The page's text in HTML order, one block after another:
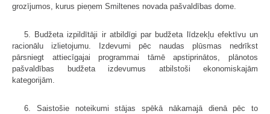
grozījumos, kurus pieņem Smiltenes novada pašvaldības dome.
5. Budžeta izpildītāji ir atbildīgi par budžeta līdzekļu efektīvu un
racionālu izlietojumu. Izdevumi pēc naudas plūsmas nedrīkst
pārsniegt attiecīgajai programmai tāmē apstiprinātos, plānotos
pašvaldības budžeta izdevumus atbilstoši ekonomiskajām
kategorijām.
6. Saistošie noteikumi stājas spēkā nākamajā dienā pēc to